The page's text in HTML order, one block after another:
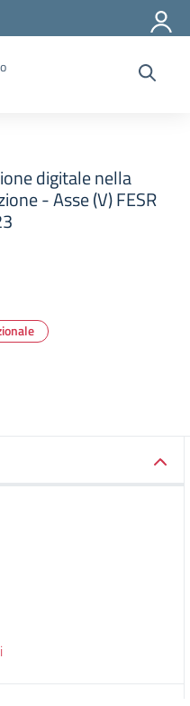
digitale nella
- Asse (V) FESR